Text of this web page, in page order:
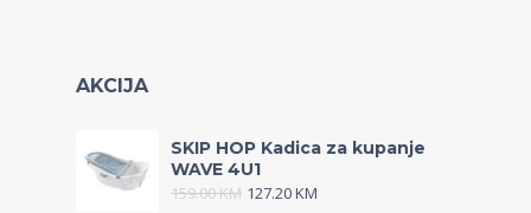
AKCIJA
SKIP HOP Kadica za kupanje
WAVE 4U1
159.00KM 127.20KM